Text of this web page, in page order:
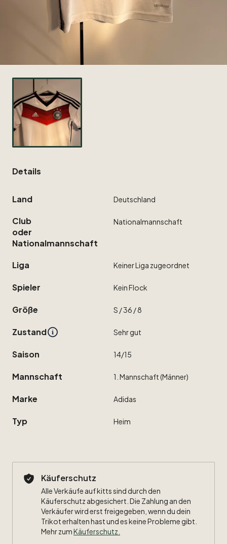
Details
Land Deutschland
Club
oder
Nationalmannschaft
Nationalmannschaft
Liga KeinerLiga zugeordnet
Spieler KeinFlock
Größe S ​/​36 ​/​8
Zustand Sehrgut
Saison 14​/​15
Mannschaft 1. Mannschaft(Männer)
Marke Adidas
Typ Heim
Käuferschutz
Alle Verkäufe auf kitts sind durch den
Käuferschutz abgesichert. Die Zahlung an den
Verkäufer wird erst freigegeben, wenn du dein
Trikot erhalten hast und es keine Probleme gibt.
Mehr zumKäuferschutz